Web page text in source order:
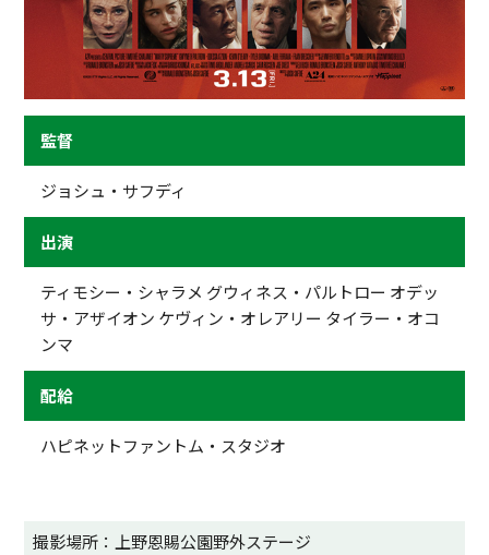
監督
ジョシュ・サフディ
出演
ティモシー・シャラメ グウィネス・パルトロー オデッ
サ・アザイオン ケヴィン・オレアリー タイラー・オコ
ンマ
配給
ハピネットファントム・スタジオ
撮影場所：上野恩賜公園野外ステージ